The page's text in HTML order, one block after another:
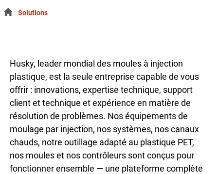
Solutions
Husky, leader mondial des moules à injection
plastique, est la seule entreprise capable de vous
offrir : innovations, expertise technique, support
client et technique et expérience en matière de
résolution de problèmes. Nos équipements de
moulage par injection, nos systèmes, nos canaux
chauds, notre outillage adapté au plastique PET,
nos moules et nos contrôleurs sont conçus pour
fonctionner ensemble — une plateforme complète